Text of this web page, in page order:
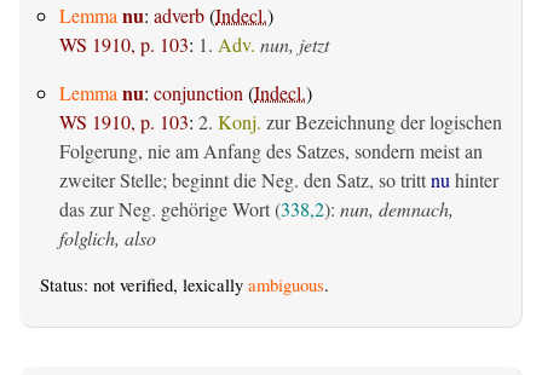
Lemma nu: adverb(Indecl.)
WS 1910, p. 103: 1. Adv. nun, jetzt
Lemma nu: conjunction (Indecl.)
WS 1910, p. 103: 2. Konj. zur Bezeichnung der logischen
Folgerung, nie am Anfang des Satzes, sondern meist an
zweiter Stelle; beginnt die Neg. den Satz, so trittnu hinter
das zur Neg. gehörige Wort (338,2): nun, demnach,
folglich, also
Status: not verified, lexically ambiguous.